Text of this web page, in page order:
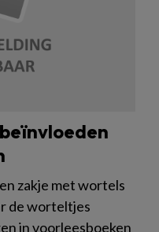
zakje met wortels
de worteltjes
in voorleesboeken